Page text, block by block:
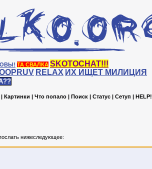
ТА СВАЛКА SKOTOCHAT!!!
RELAX ИХ ИЩЕТ МИЛИЦИЯ
| Картинки | Что попало | Поиск | Статус | Сетуп | HELP!
нижеследующее: